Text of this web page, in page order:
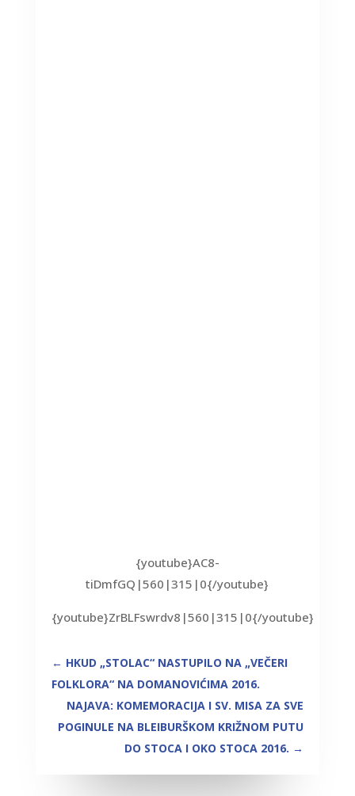
{youtube}AC8-
tiDmfGQ|560|315|0{/youtube}
{youtube}ZrBLFswrdv8|560|315|0{/youtube}
← HKUD „STOLAC“ NASTUPILO NA „VEČERI
FOLKLORA“ NA DOMANOVIĆIMA 2016.
NAJAVA: KOMEMORACIJA I SV. MISA ZA SVE
POGINULE NA BLEIBURŠKOM KRIŽNOM PUTU
DO STOCA I OKO STOCA 2016. →